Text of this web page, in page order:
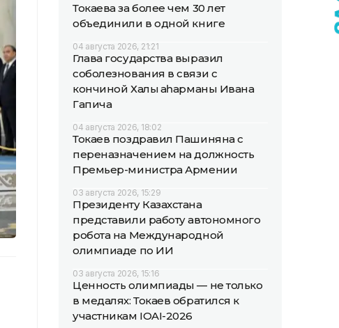
Токаева за более чем 30 лет
объединили в одной книге
04 августа 2026, 21:21
Глава государства выразил
соболезнования в связи с
кончиной Халық қаһарманы Ивана
Гапича
04 августа 2026, 18:02
Токаев поздравил Пашиняна с
переназначением на должность
Премьер-министра Армении
03 августа 2026, 15:29
Президенту Казахстана
представили работу автономного
робота на Международной
олимпиаде по ИИ
03 августа 2026, 15:16
Ценность олимпиады — не только
в медалях: Токаев обратился к
участникам IOAI-2026